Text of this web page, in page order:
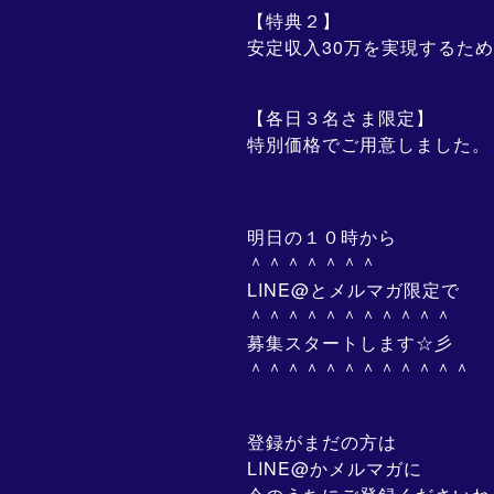
【特典２】
安定収入30万を実現するた
【各日３名さま限定】
特別価格でご用意しました。
明日の１０時から
＾＾＾＾＾＾＾
LINE@とメルマガ限定で
＾＾＾＾＾＾＾＾＾＾＾
募集スタートします☆彡
＾＾＾＾＾＾＾＾＾＾＾＾
登録がまだの方は
LINE@かメルマガに